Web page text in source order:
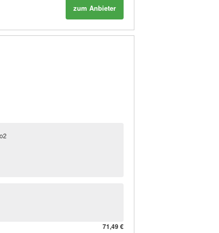
zum Anbieter
71,49 €